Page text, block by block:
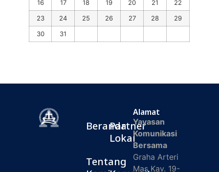
16
17 18 19 20 21
22
23
24 25 26 27 28
29
30
31
Beranda
Tentang
Partner
Lokal
Alamat
Yayasan
Komunikasi
Bersama
Graha Arteri
Mas Kav. 19-